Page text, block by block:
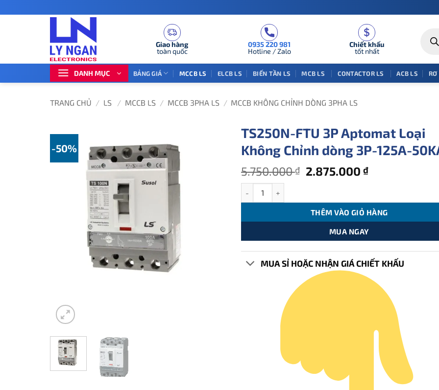
qua
Giao hàng
toàn quốc
0935 220 981
Hotline / Zalo
Chiết khấu
tốt nhất
kiếm
DANH MỤC BẢNG GIÁ MCCB LS ELCB LS BIẾN TẦN LS MCB LS CONTACTOR LS ACB LS
TRANG CHỦ / LS / MCCB LS / MCCB 3PHA LS / MCCB KHÔNG CHỈNH DÒNG 3PHA LS
-50%
TS250N-FTU 3P Aptomat Loại
Không Chỉnh dòng 3P-125A-
5.750.000₫ Giá
5.750.000 ₫.
2.875.000₫Giá
là:
2.875.000 ₫.
THÊM VÀO GIỎ HÀNG
MUA NGAY
MUA SỈ HOẶC NHẬN GIÁ CHIẾT KHẤU